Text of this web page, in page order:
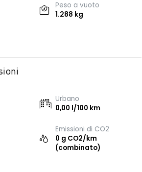
Peso a vuoto
1.288 kg
Urbano
0,00 l/100 km
Emissioni di CO2
0 g CO2/km
(combinato)